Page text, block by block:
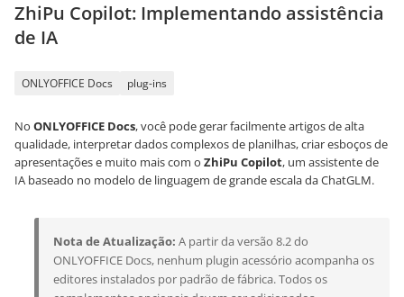
ZhiPu Copilot: Implementando assistência
de IA
ONLYOFFICE Docs plug-ins
No ONLYOFFICE Docs, você pode gerar facilmente artigos de alta
qualidade, interpretar dados complexos de planilhas, criar esboços de
apresentações e muito mais com o ZhiPu Copilot, um assistente de
IA baseado no modelo de linguagem de grande escala da ChatGLM.
Nota de Atualização: A partir da versão 8.2 do
ONLYOFFICE Docs, nenhum plugin acessório acompanha os
editores instalados por padrão de fábrica. Todos os